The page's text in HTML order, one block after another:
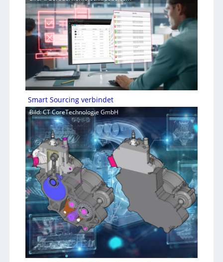
Smart Sourcing verbindet
Bild: CT CoreTechnologie GmbH